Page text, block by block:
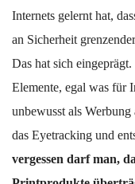
Internets gelernt hat,
an Sicherheit
Das hat sich
Elemente, egal was für
unbewusst als
das Eyetracking und
vergessen darf man,